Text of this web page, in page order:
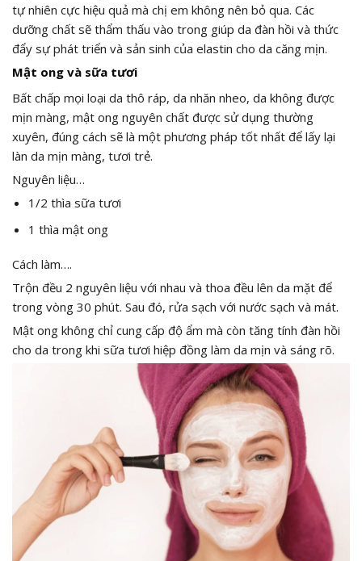
tự nhiên cực hiệu quả mà chị em không nên bỏ qua. Các
dưỡng chất sẽ thẩm thấu vào trong giúp da đàn hồi và thức
đẩy sự phát triển và sản sinh của elastin cho da căng mịn.
Mật ong và sữa tươi
Bất chấp mọi loại da thô ráp, da nhăn nheo, da không được
mịn màng, mật ong nguyên chất được sử dụng thường
xuyên, đúng cách sẽ là một phương pháp tốt nhất để lấy lại
làn da mịn màng, tươi trẻ.
Nguyên liệu…
1/2 thìa sữa tươi
1 thìa mật ong
Cách làm….
Trộn đều 2 nguyên liệu với nhau và thoa đều lên da mặt để
trong vòng 30 phút. Sau đó, rửa sạch với nước sạch và mát.
Mật ong không chỉ cung cấp độ ẩm mà còn tăng tính đàn hồi
cho da trong khi sữa tươi hiệp đồng làm da mịn và sáng rõ.